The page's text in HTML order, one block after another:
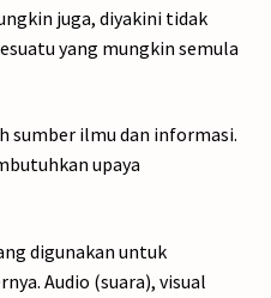
juga, diyakini tidak
yang mungkin semula
sumber ilmu dan informasi.
upaya
digunakan untuk
Audio (suara), visual